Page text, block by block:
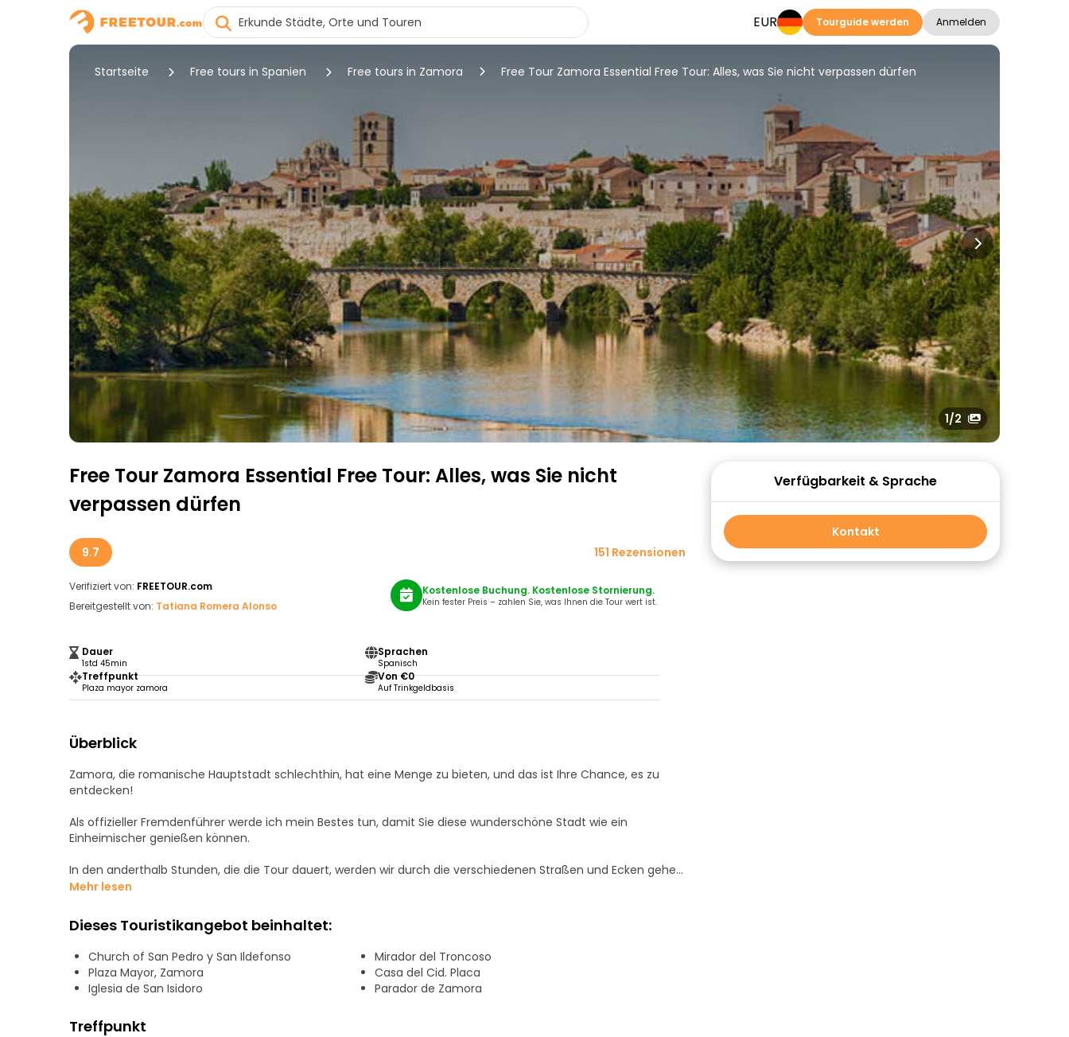
EUR Tourguide werden Anmelden
Startseite Free tours in Spanien Free tours in Zamora Free Tour Zamora Essential Free Tour: Alles, was Sie nicht verpassen dürfen
1/2
Free Tour Zamora Essential Free Tour: Alles, was Sie nicht
verpassen dürfen
9.7 151 Rezensionen
Verifiziert von: FREETOUR.com
Bereitgestellt von: Tatiana Romera Alonso
Dauer
1std 45min
Sprachen
Spanisch
Treffpunkt
Plaza mayor zamora
Von €0
Auf Trinkgeldbasis
Kostenlose Buchung. Kostenlose Stornierung.
Kein fester Preis – zahlen Sie, was Ihnen die Tour wert ist.
Überblick
Zamora, die romanische Hauptstadt schlechthin, hat eine Menge zu bieten, und das ist Ihre Chance, es zu
entdecken!
Als offizieller Fremdenführer werde ich mein Bestes tun, damit Sie diese wunderschöne Stadt wie ein
Einheimischer genießen können.
In den anderthalb Stunden, die die Tour dauert, werden wir durch die verschiedenen Straßen und Ecken gehen,
um all das reiche Erbe zu entdecken, das wir in dieser schönen Stadt bewahrt haben.
Wir beginnen den Rundgang im Herzen der Stadt, auf der Plaza Mayor, neben der Merlu-Statue. Auf dem Weg
durch den umzäunten Bereich erfahren wir mehr über die Geschichte der bedeutendsten Persönlichkeiten,
die der Stadt ihren Stempel aufgedrückt haben, wie Viriato, Doña Urraca oder der Cid selbst.
haben Sie Lust, die Stadt mit mir zu entdecken?
Mehr lesen
Dieses Touristikangebot beinhaltet:
Church of San Pedro y San Ildefonso
Mirador del Troncoso
Plaza Mayor, Zamora
Casa del Cid. Placa
Iglesia de San Isidoro
Parador de Zamora
Treffpunkt
Verfügbarkeit & Sprache
Kontakt